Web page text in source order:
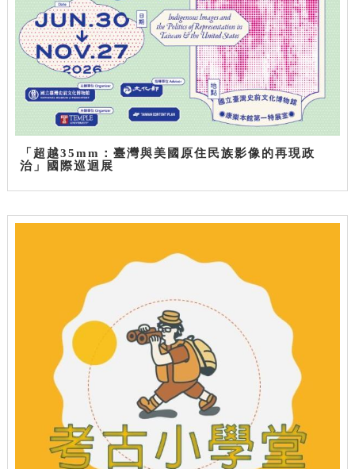
「超越35mm：臺灣與美國原住民族影像的再現政
治」國際巡迴展